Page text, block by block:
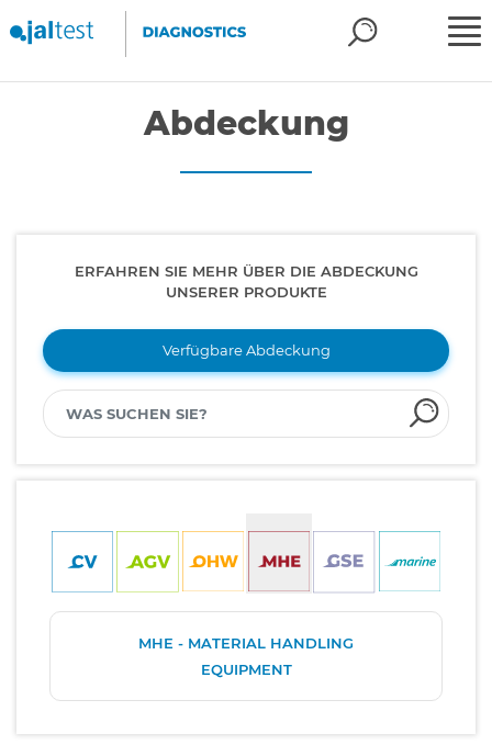
Abdeckung
ERFAHREN SIE MEHR ÜBER DIE ABDECKUNG
UNSERER PRODUKTE
Verfügbare Abdeckung
MHE - MATERIAL HANDLING
EQUIPMENT